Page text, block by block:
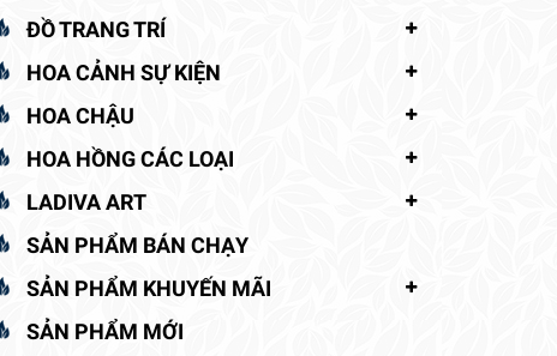
ĐỒ TRANG TRÍ
HOA CẢNH SỰ KIỆN
HOA CHẬU
HOA HỒNG CÁC LOẠI
LADIVA ART
SẢN PHẨM BÁN CHẠY
SẢN PHẨM KHUYẾN MÃI
SẢN PHẨM MỚI